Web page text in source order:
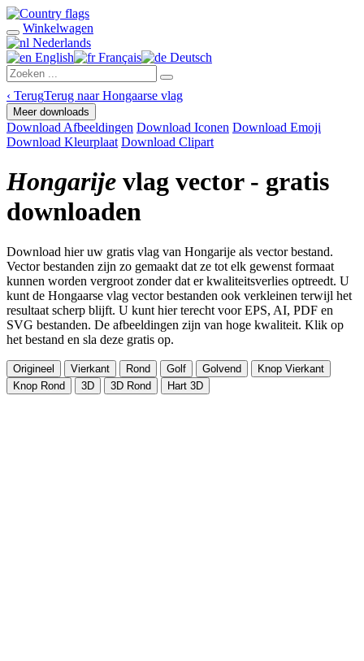
Winkelwagen
Nederlands
English
Français Deutsch
‹ TerugTerug naar Hongaarse vlag
Meer downloads
Download Afbeeldingen Download Iconen Download Emoji
Download Kleurplaat Download Clipart
Hongarije vlag vector - gratis
downloaden
Download hier uw gratis vlag van Hongarije als vector bestand.
Vector bestanden zijn zo gemaakt dat ze tot elk gewenst formaat
kunnen worden vergroot zonder dat er kwaliteitsverlies optreedt. U
kunt de Hongaarse vlag vector bestanden ook verkleinen terwijl het
resultaat scherp blijft. U kunt hier terecht voor EPS, AI, PDF en
SVG bestanden. De afbeeldingen zijn van hoge kwaliteit. Klik op
het bestand en sla deze gratis op.
Origineel Vierkant Rond Golf Golvend
Knop Vierkant
Knop Rond
3D 3D Rond Hart 3D